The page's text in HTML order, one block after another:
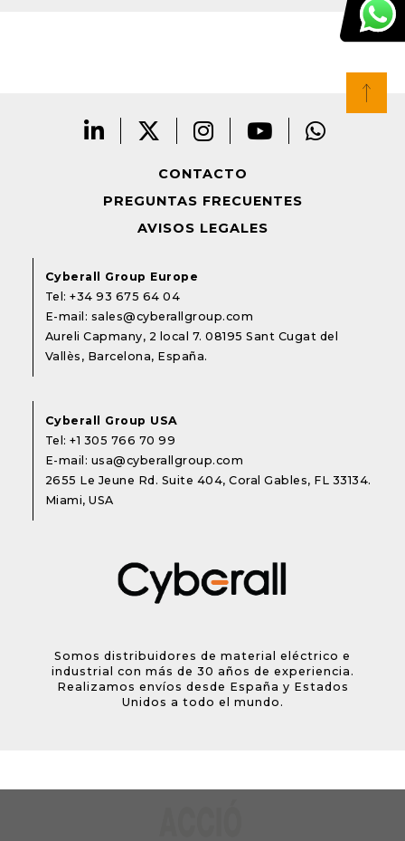
CONTACTO
PREGUNTAS FRECUENTES
AVISOS LEGALES
Cyberall Group Europe
Tel:+34 93 675 64 04
E-mail: sales@cyberallgroup.com
Aureli Capmany, 2 local 7. 08195 Sant Cugat del
Vallès, Barcelona, España.
Cyberall Group USA
Tel:+1 305 766 70 99
E-mail: usa@cyberallgroup.com
2655 Le Jeune Rd. Suite 404, Coral Gables, FL 33134.
Miami, USA
Somos distribuidores de material eléctrico e
industrial con más de 30 años de experiencia.
Realizamos envíos desde España y Estados
Unidos a todo el mundo.